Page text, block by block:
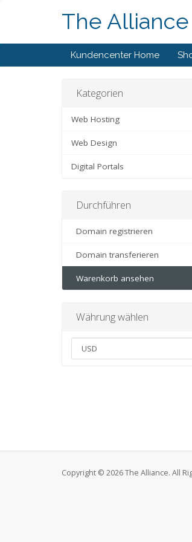
The Alliance
Kundencenter Home
Kategorien
Web Hosting
Web Design
Digital Portals
Durchführen
Domain registrieren
Domain transferieren
Warenkorb ansehen
Währung wählen
Copyright © 2026 The Alliance. All